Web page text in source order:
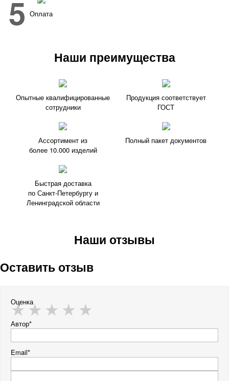
5 Оплата
Наши преимущества
Опытные квалифицированные
сотрудники
Продукция соответствует
ГОСТ
Ассортимент из
более 10.000 изделий
Полный пакет документов
Быстрая доставка
по Санкт-Петербургу и
Ленинградской области
Наши отзывы
Оставить отзыв
Оценка
Автор*
Email*